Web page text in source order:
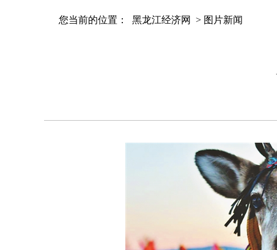
您当前的位置： 黑龙江经济网 > 图片新闻